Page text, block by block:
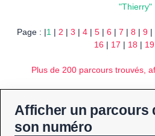
"Thierry"
Page : |1 | 2 | 3 | 4 | 5 | 6 | 7 | 8 | 9 |
16 | 17 | 18 | 19
Plus de 200 parcours trouvés,
Afficher un parcours
son numéro